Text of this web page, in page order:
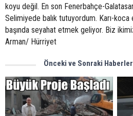
Önceki ve Sonraki Haberler